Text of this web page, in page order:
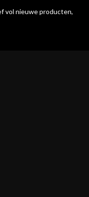
vol nieuwe producten,